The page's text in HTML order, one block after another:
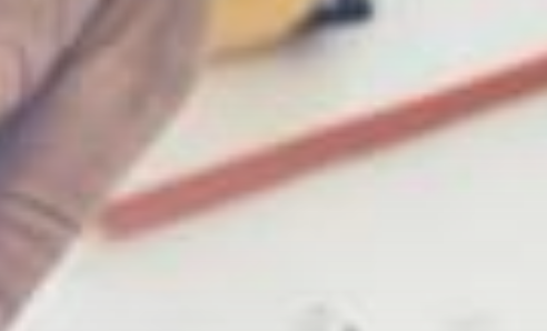
Gospodarka/Przemysł
It/Komputery/Gry
Komputerowe
Motoryzacja
Rodzina/Dziecko/Ciąża
Rozrywka